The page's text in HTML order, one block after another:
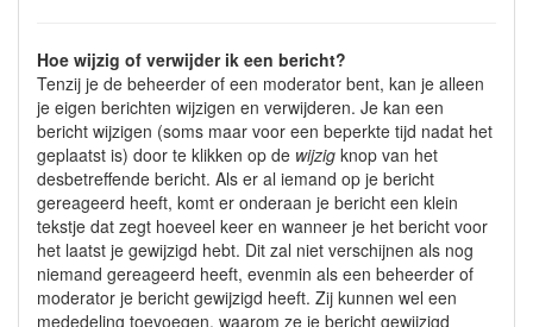
Hoe wijzig of verwijder ik een bericht?
Tenzij je de beheerder of een moderator bent, kan je alleen
je eigen berichten wijzigen en verwijderen. Je kan een
bericht wijzigen (soms maar voor een beperkte tijd nadat het
geplaatst is) door te klikken op de wijzig knop van het
desbetreffende bericht. Als er al iemand op je bericht
gereageerd heeft, komt er onderaan je bericht een klein
tekstje dat zegt hoeveel keer en wanneer je het bericht voor
het laatst je gewijzigd hebt. Dit zal niet verschijnen als nog
niemand gereageerd heeft, evenmin als een beheerder of
moderator je bericht gewijzigd heeft. Zij kunnen wel een
mededeling toevoegen, waarom ze je bericht gewijzigd